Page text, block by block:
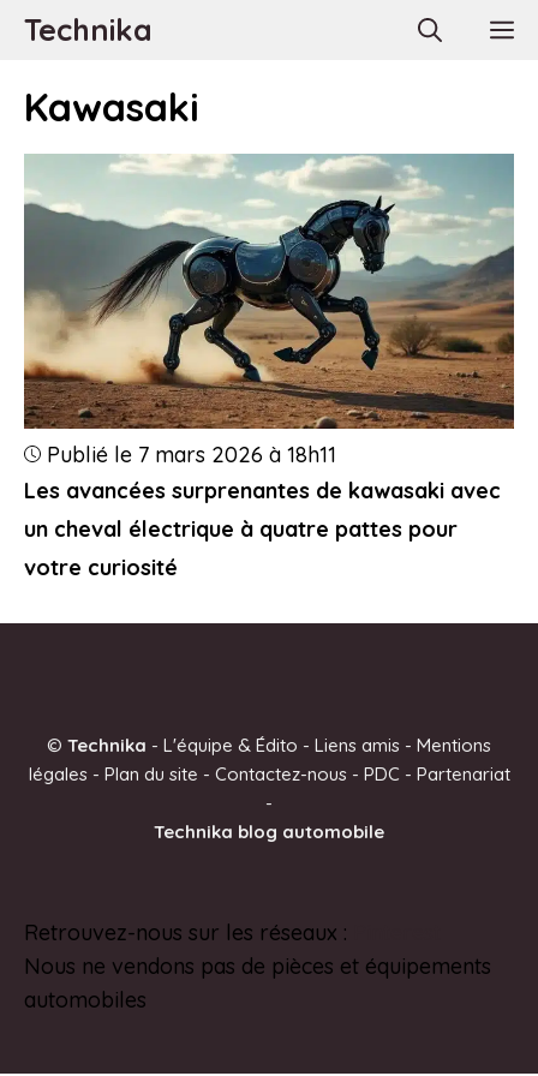
AllerTechnika
Kawasaki
Les avancées surprenantes de kawasaki avec
un cheval électrique à quatre pattes pour
votre curiosité
Publié le 7 mars 2026 à 18h11
© Technika - L'équipe & Édito - Liens amis - Mentions
légales- Plan du site - Contactez-nous- PDC - Partenariat
-
Technika blog automobile
Retrouvez-nous sur les réseaux :
Nous ne vendons pas de pièces et équipements
automobiles